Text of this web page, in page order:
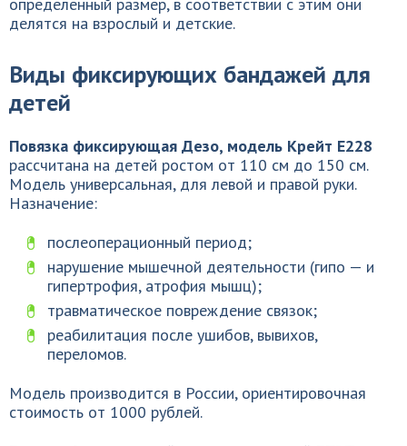
определенный размер, в соответствии с этим они
делятся на взрослый и детские.
Виды фиксирующих бандажей для
детей
Повязка фиксирующая Дезо, модель Крейт Е228
рассчитана на детей ростом от 110 см до 150 см.
Модель универсальная, для левой и правой руки.
Назначение:
послеоперационный период;
нарушение мышечной деятельности (гипо — и
гипертрофия, атрофия мышц);
травматическое повреждение связок;
реабилитация после ушибов, вывихов,
переломов.
Модель производится в России, ориентировочная
стоимость от 1000 рублей.